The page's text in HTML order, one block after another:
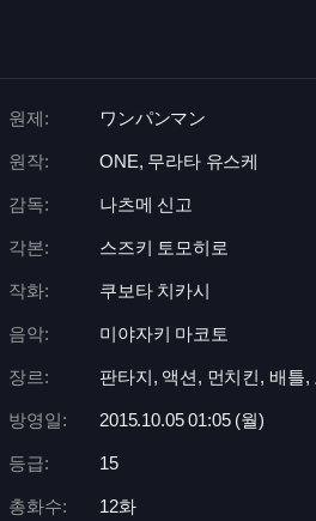
원제: ワンパンマン
원작: ONE, 무라타 유스케
감독: 나츠메 신고
각본: 스즈키 토모히로
작화: 쿠보타 치카시
음악: 미야자키 마코토
장르: 판타지, 액션, 먼치킨, 배틀,
방영일: 2015.10.05 01:05 (월)
등급: 15
총화수: 12화